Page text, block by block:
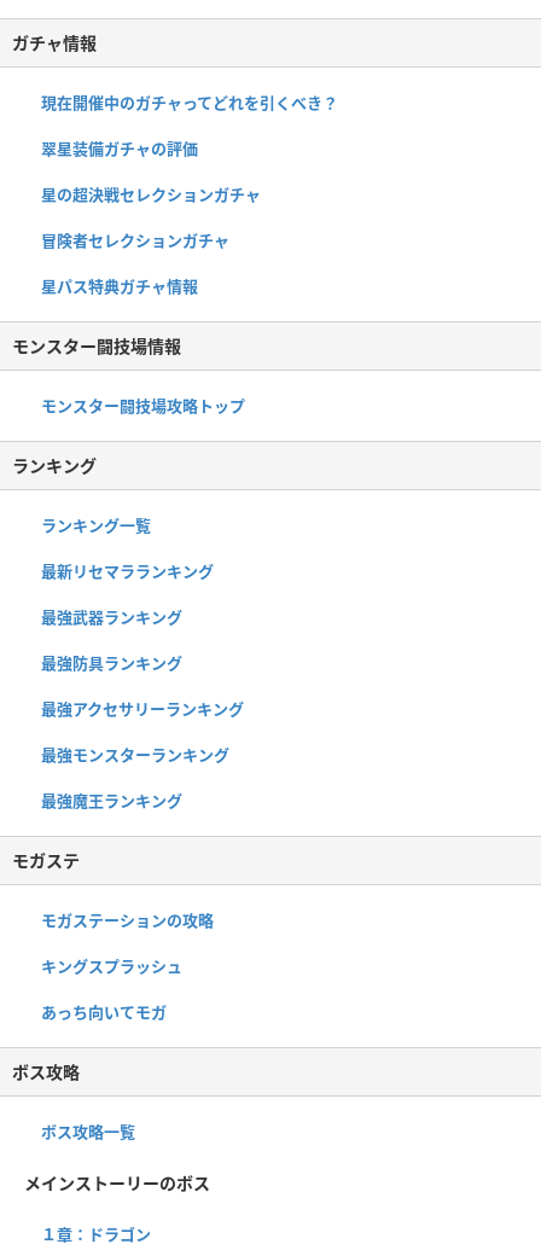
ガチャ情報
現在開催中のガチャってどれを引くべき？
翠星装備ガチャの評価
星の超決戦セレクションガチャ
冒険者セレクションガチャ
星パス特典ガチャ情報
モンスター闘技場情報
モンスター闘技場攻略トップ
ランキング
ランキング一覧
最新リセマラランキング
最強武器ランキング
最強防具ランキング
最強アクセサリーランキング
最強モンスターランキング
最強魔王ランキング
モガステ
モガステーションの攻略
キングスプラッシュ
あっち向いてモガ
ボス攻略
ボス攻略一覧
メインストーリーのボス
１章：ドラゴン